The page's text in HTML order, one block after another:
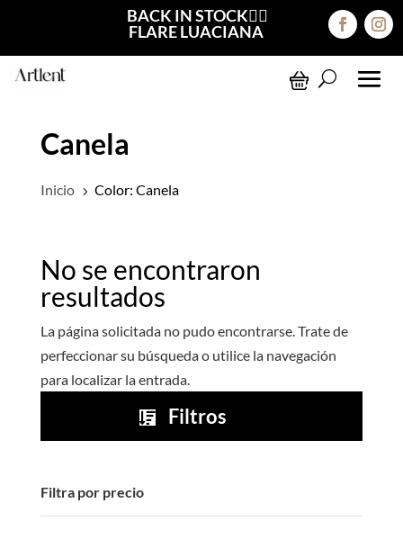
BACK IN STOCK❤️‍🔥
FLARE LUACIANA
Canela
Inicio 5 Color: Canela
 Filtros
Filtra por precio
No se encontraron
resultados
La página solicitada no pudo encontrarse. Trate de
perfeccionar su búsqueda o utilice la navegación
para localizar la entrada.